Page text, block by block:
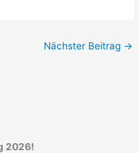
Nächster Beitrag →
2026!